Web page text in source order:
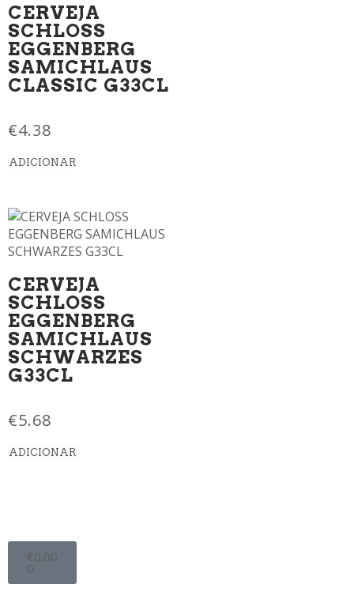
CERVEJA
SCHLOSS
EGGENBERG
SAMICHLAUS
CLASSIC G33CL
€4.38
ADICIONAR
CERVEJA
SCHLOSS
EGGENBERG
SAMICHLAUS
SCHWARZES
G33CL
€5.68
ADICIONAR
€0.00
0